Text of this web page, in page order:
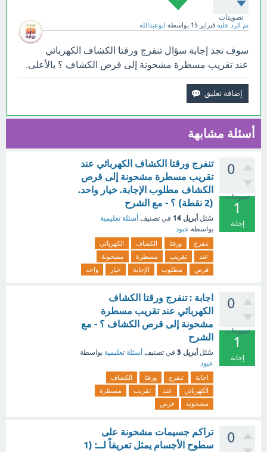
تصويتات
تم الرد عليه فبراير 15 بواسطة ابوعبدالله
سوف تجد إجابة سؤال تنفرج ورقتا الكشاف الكهربائي
عند تقريب مسطرة مشحونة إلى قرص الكشاف ؟ بالأعلى.
أسئلة مشابهة
0
تصويتات
1
إجابة
تنفرج ورقتا الكشاف الكهربائي عند
تقريب مسطرة مشحونة إلى قرص
الكشاف مطلوب الإجابة. خيار واحد.
(2 نقطة) ؟ - مع الشرح
سُئل أبريل 14 في تصنيف أسئلة تعليمية
بواسطة عبود
تنفرج ورقتا الكشاف
الكهربائي
عند
تقريب مسطرة
مشحونة
قرص
مطلوب الإجابة خيار واحد
0
تصويتات
1
إجابة
اجابة : تنفرج ورقتا الكشاف
الكهربائي عند تقريب مسطرة
مشحونة إلى قرص الكشاف ؟ - مع
الشرح
سُئل أبريل 3 في تصنيف أسئلة تعليمية بواسطة
عبود
اجابة تنفرج ورقتا
الكشاف
الكهربائي
عند تقريب
مسطرة
مشحونة
قرص
0
تراكم جسيمات مشحونة على
سطوح الأجسام يمثل تعريفاً لــ: (1